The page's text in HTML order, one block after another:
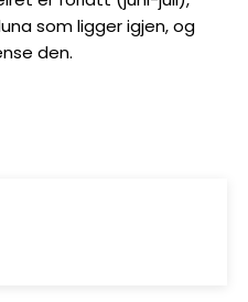
som ligger igjen, og
den.